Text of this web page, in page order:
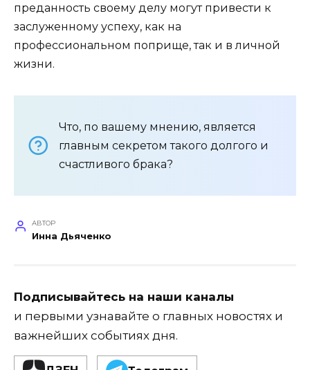
преданность своему делу могут привести к
заслуженному успеху, как на
профессиональном поприще, так и в личной
жизни.
Что, по вашему мнению, является
главным секретом такого долгого и
счастливого брака?
АВТОР
Инна Дьяченко
Подписывайтесь на наши каналы
и первыми узнавайте о главных новостях и
важнейших событиях дня.